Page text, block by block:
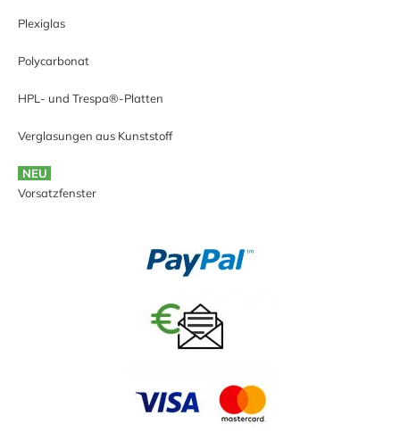
Plexiglas
Polycarbonat
HPL- und Trespa®-Platten
Verglasungen aus Kunststoff
NEU
Vorsatzfenster